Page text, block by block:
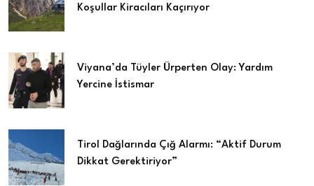
Koşullar Kiracıları Kaçırıyor
Viyana’da Tüyler Ürperten Olay: Yardım
Yercine İstismar
Tirol Dağlarında Çığ Alarmı: “Aktif Durum
Dikkat Gerektiriyor”